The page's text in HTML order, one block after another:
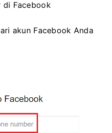
di Facebook
akun Facebook Anda